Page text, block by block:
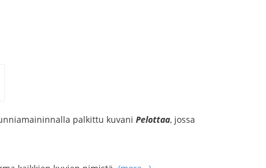
palkittu kuvani Pelottaa, jossa